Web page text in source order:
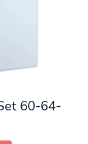
60-64-